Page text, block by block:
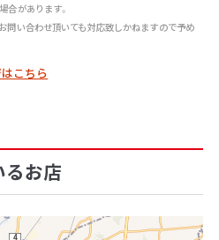
合があります。
問い合わせ頂いても対応致しかねますので予め
こちら
るお店